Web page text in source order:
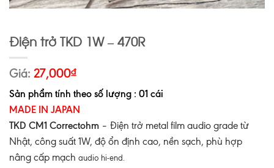
Điện trở TKD 1W – 470R
Giá: 27,000₫
Sản phẩm tính theo số lượng : 01 cái
MADE IN JAPAN
TKD CM1 Correctohm – Điện trở metal film audio grade từ
Nhật, công suất 1W, độ ổn định cao, nền sạch, phù hợp
nâng cấp mạch audio hi-end.